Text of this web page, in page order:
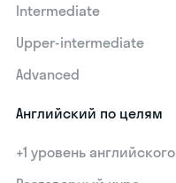
Intermediate
Upper-intermediate
Advanced
Английский по целям
+1 уровень английского